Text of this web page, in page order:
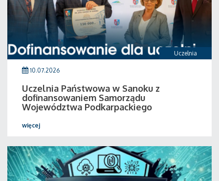
Uczelnia
10.07.2026
Uczelnia Państwowa w Sanoku z
dofinansowaniem Samorządu
Województwa Podkarpackiego
więcej